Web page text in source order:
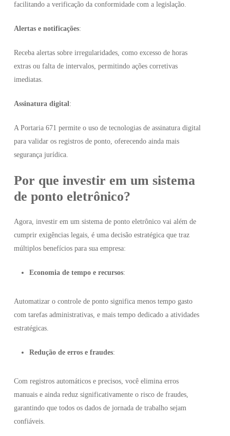
facilitando a verificação da conformidade com a legislação.
Alertas e notificações:
Receba alertas sobre irregularidades, como excesso de horas
extras ou falta de intervalos, permitindo ações corretivas
imediatas.
Assinatura digital:
A Portaria 671 permite o uso de tecnologias de assinatura digital
para validar os registros de ponto, oferecendo ainda mais
segurança jurídica.
Por que investir em um sistema
de ponto eletrônico?
Agora, investir em um sistema de ponto eletrônico vai além de
cumprir exigências legais, é uma decisão estratégica que traz
múltiplos benefícios para sua empresa:
Economia de tempo e recursos:
Automatizar o controle de ponto significa menos tempo gasto
com tarefas administrativas, e mais tempo dedicado a atividades
estratégicas.
Redução de erros e fraudes:
Com registros automáticos e precisos, você elimina erros
manuais e ainda reduz significativamente o risco de fraudes,
garantindo que todos os dados de jornada de trabalho sejam
confiáveis.